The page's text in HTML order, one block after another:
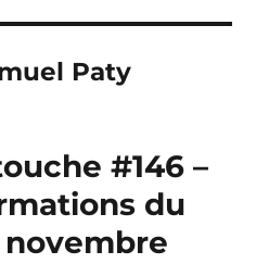
Paty
#146 –
du
novembre